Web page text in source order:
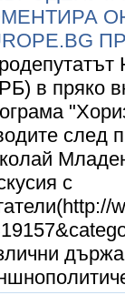
в пряко
след
с